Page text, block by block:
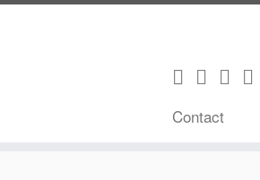
Contact